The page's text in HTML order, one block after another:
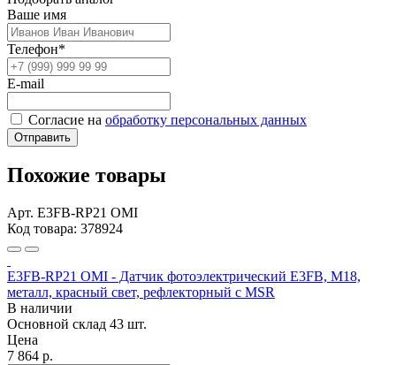
Ваше имя
Телефон*
E-mail
Согласие на обработку персональных данных
Отправить
Похожие товары
Арт. E3FB-RP21 OMI
Код товара: 378924
E3FB-RP21 OMI - Датчик фотоэлектрический E3FB, M18,
металл, красный свет, рефлекторный с MSR
В наличии
Основной склад 43 шт.
Цена
7 864 р.